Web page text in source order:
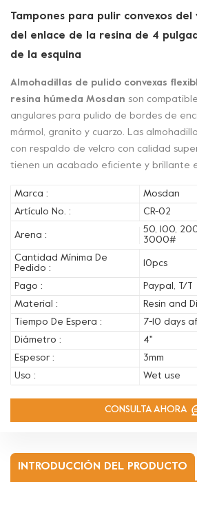
Tampones para pulir convexos del
del enlace de la resina de 4
de la esquina
Almohadillas de pulido convexas
resina húmeda Mosdan son
angulares para pulido de bordes de
mármol, granito y cuarzo. Las
con respaldo de velcro con calidad
tienen un acabado eficiente y brillante
Marca :
Mosdan
Artículo No. :
CR-02
Arena :
50, 100,
3000#
Cantidad Mínima De
Pedido :
10pcs
Pago :
Paypal, T/T
Material :
Resin and
Tiempo De Espera :
7-10 days
Diámetro :
4''
Espesor :
3mm
Uso :
Wet use
CONSULTA AHORA
INTRODUCCIÓN DEL PRODUCTO